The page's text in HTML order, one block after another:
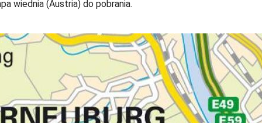
wiednia (Austria) do pobrania.